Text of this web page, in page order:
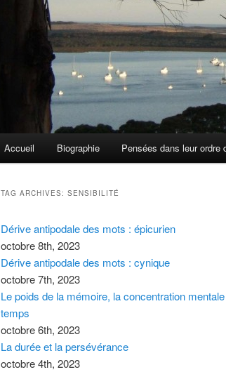
Skip to primary content
Skip to secondary content
Accueil Biographie Pensées dans leur ordre
TAG ARCHIVES: SENSIBILITÉ
Dérive antipodale des mots : épicurien
octobre 8th, 2023
Dérive antipodale des mots : cynique
octobre 7th, 2023
Le poids de la mémoire, la concentration
temps
octobre 6th, 2023
La durée et la persévérance
octobre 4th, 2023